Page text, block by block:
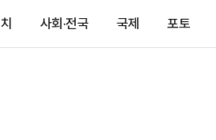
사회·전국 국제 포토